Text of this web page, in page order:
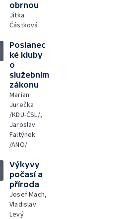
obrnou
Jitka
Částková
Poslanec
ké kluby
o
služebním
zákonu
Marian
Jurečka
/KDU-ČSL/,
Jaroslav
Faltýnek
/ANO/
Výkyvy
počasí a
příroda
Josef Mach,
Vladislav
Levý